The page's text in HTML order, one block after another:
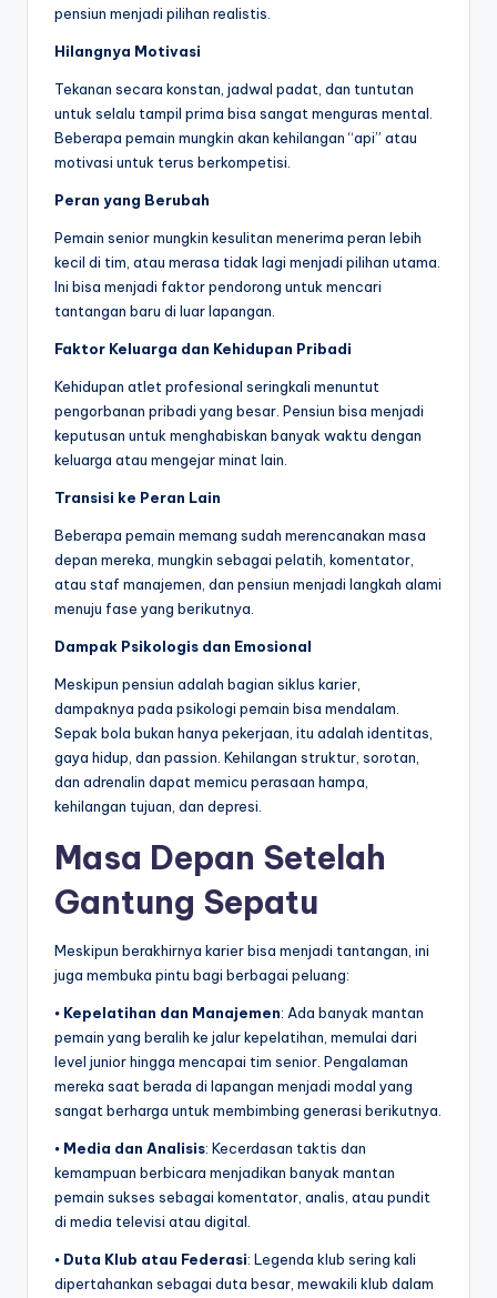
pensiun menjadi pilihan realistis.
Hilangnya Motivasi
Tekanan secara konstan, jadwal padat, dan tuntutan
untuk selalu tampil prima bisa sangat menguras mental.
Beberapa pemain mungkin akan kehilangan “api” atau
motivasi untuk terus berkompetisi.
Peran yang Berubah
Pemain senior mungkin kesulitan menerima peran lebih
kecil di tim, atau merasa tidak lagi menjadi pilihan utama.
Ini bisa menjadi faktor pendorong untuk mencari
tantangan baru di luar lapangan.
Faktor Keluarga dan Kehidupan Pribadi
Kehidupan atlet profesional seringkali menuntut
pengorbanan pribadi yang besar. Pensiun bisa menjadi
keputusan untuk menghabiskan banyak waktu dengan
keluarga atau mengejar minat lain.
Transisi ke Peran Lain
Beberapa pemain memang sudah merencanakan masa
depan mereka, mungkin sebagai pelatih, komentator,
atau staf manajemen, dan pensiun menjadi langkah alami
menuju fase yang berikutnya.
Dampak Psikologis dan Emosional
Meskipun pensiun adalah bagian siklus karier,
dampaknya pada psikologi pemain bisa mendalam.
Sepak bola bukan hanya pekerjaan, itu adalah identitas,
gaya hidup, dan passion. Kehilangan struktur, sorotan,
dan adrenalin dapat memicu perasaan hampa,
kehilangan tujuan, dan depresi.
Masa Depan Setelah
Gantung Sepatu
Meskipun berakhirnya karier bisa menjadi tantangan, ini
juga membuka pintu bagi berbagai peluang:
⦁ Kepelatihan dan Manajemen: Ada banyak mantan
pemain yang beralih ke jalur kepelatihan, memulai dari
level junior hingga mencapai tim senior. Pengalaman
mereka saat berada di lapangan menjadi modal yang
sangat berharga untuk membimbing generasi berikutnya.
⦁ Media dan Analisis: Kecerdasan taktis dan
kemampuan berbicara menjadikan banyak mantan
pemain sukses sebagai komentator, analis, atau pundit
di media televisi atau digital.
⦁ Duta Klub atau Federasi: Legenda klub sering kali
dipertahankan sebagai duta besar, mewakili klub dalam